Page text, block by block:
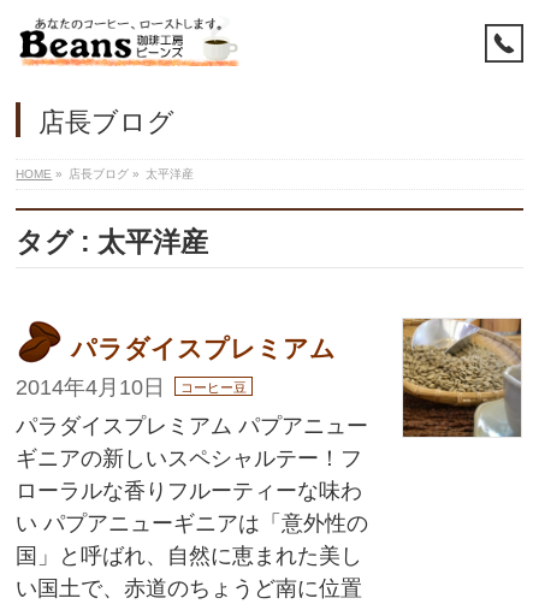
店長ブログ
HOME » 店長ブログ » 太平洋産
タグ : 太平洋産
パラダイスプレミアム
2014年4月10日 コーヒー豆
パラダイスプレミアム パプアニュー
ギニアの新しいスペシャルテー！フ
ローラルな香りフルーティーな味わ
い パプアニューギニアは「意外性の
国」と呼ばれ、自然に恵まれた美し
い国土で、赤道のちょうど南に位置